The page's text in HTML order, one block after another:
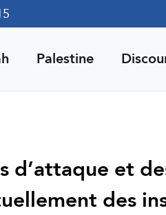
Palestine
d’attaque et
des